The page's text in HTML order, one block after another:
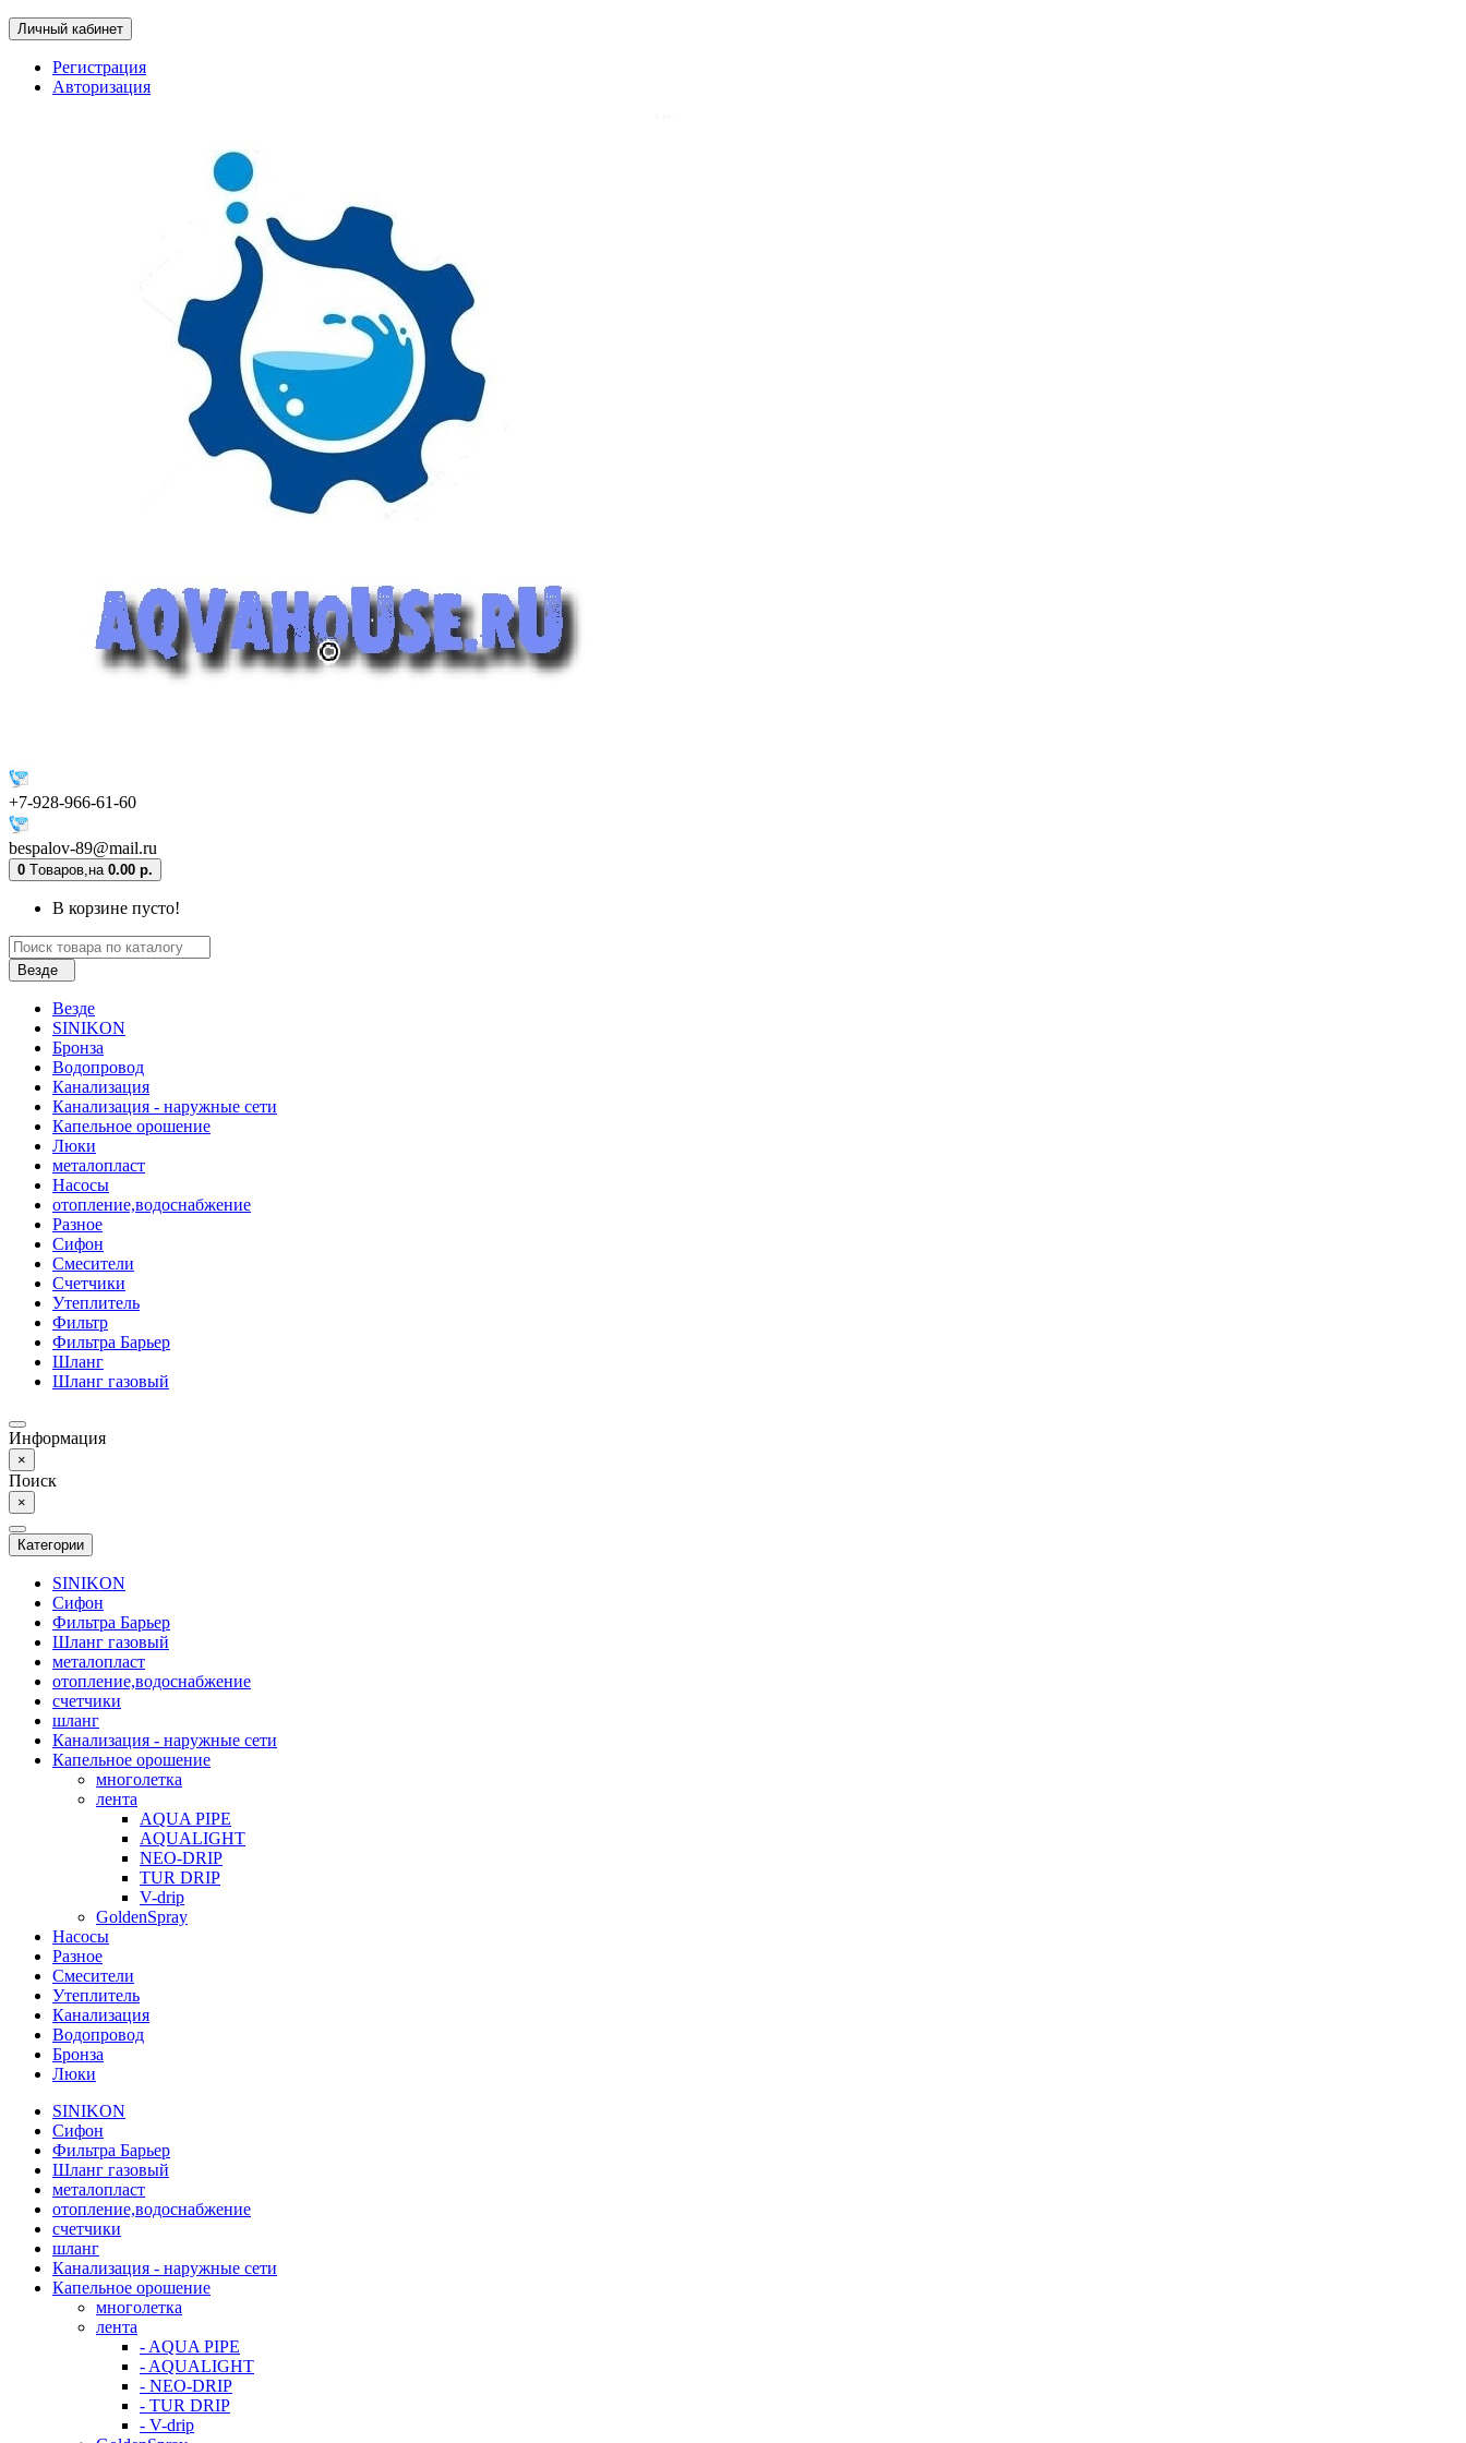
Личный кабинет
Регистрация
Авторизация
+7-928-966-61-60
bespalov-89@mail.ru
0 Tоваров,на 0.00 р.
В корзине пусто!
Везде
Везде
SINIKON
Бронза
Водопровод
Канализация
Канализация - наружные сети
Капельное орошение
Люки
металопласт
Насосы
отопление,водоснабжение
Разное
Сифон
Смесители
Счетчики
Утеплитель
Фильтр
Фильтра Барьер
Шланг
Шланг газовый
Информация
×
Поиск
×
Категории
SINIKON
Сифон
Фильтра Барьер
Шланг газовый
металопласт
отопление,водоснабжение
счетчики
шланг
Канализация - наружные сети
Капельное орошение
многолетка
лента
AQUA PIPE
AQUALIGHT
NEO-DRIP
TUR DRIP
V-drip
GoldenSpray
Насосы
Разное
Смесители
Утеплитель
Канализация
Водопровод
Бронза
Люки
SINIKON
Сифон
Фильтра Барьер
Шланг газовый
металопласт
отопление,водоснабжение
счетчики
шланг
Канализация - наружные сети
Капельное орошение
многолетка
лента
- AQUA PIPE
- AQUALIGHT
- NEO-DRIP
- TUR DRIP
- V-drip